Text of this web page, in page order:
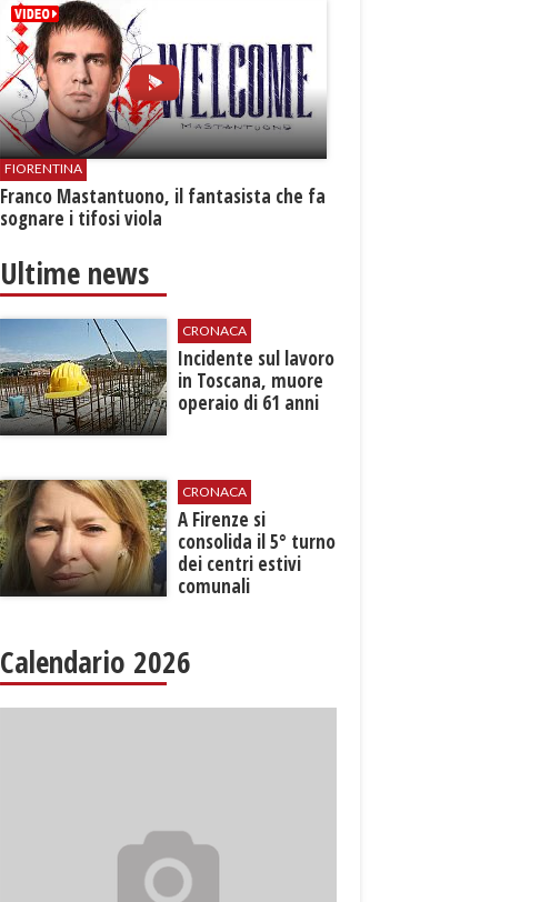
FIORENTINA
Franco Mastantuono, il fantasista che fa
sognare i tifosi viola
Ultime news
CRONACA
Incidente sul lavoro
in Toscana, muore
operaio di 61 anni
CRONACA
A Firenze si
consolida il 5° turno
dei centri estivi
comunali
Calendario 2026